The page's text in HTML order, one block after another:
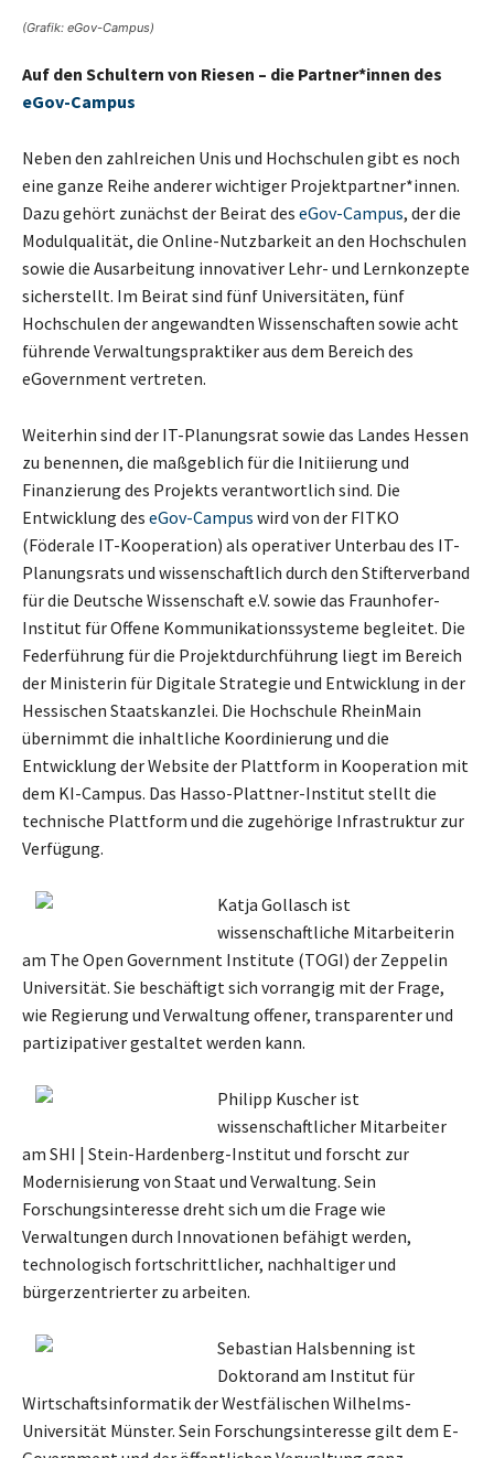
(Grafik: eGov-Campus)
Auf den Schultern von Riesen – die Partner*innen des
eGov-Campus
Neben den zahlreichen Unis und Hochschulen gibt es noch
eine ganze Reihe anderer wichtiger Projektpartner*innen.
Dazu gehört zunächst der Beirat des eGov-Campus, der die
Modulqualität, die Online-Nutzbarkeit an den Hochschulen
sowie die Ausarbeitung innovativer Lehr- und Lernkonzepte
sicherstellt. Im Beirat sind fünf Universitäten, fünf
Hochschulen der angewandten Wissenschaften sowie acht
führende Verwaltungspraktiker aus dem Bereich des
eGovernment vertreten.
Weiterhin sind der IT-Planungsrat sowie das Landes Hessen
zu benennen, die maßgeblich für die Initiierung und
Finanzierung des Projekts verantwortlich sind. Die
Entwicklung des eGov-Campus wird von der FITKO
(Föderale IT-Kooperation) als operativer Unterbau des IT-
Planungsrats und wissenschaftlich durch den Stifterverband
für die Deutsche Wissenschaft e.V. sowie das Fraunhofer-
Institut für Offene Kommunikationssysteme begleitet. Die
Federführung für die Projektdurchführung liegt im Bereich
der Ministerin für Digitale Strategie und Entwicklung in der
Hessischen Staatskanzlei. Die Hochschule RheinMain
übernimmt die inhaltliche Koordinierung und die
Entwicklung der Website der Plattform in Kooperation mit
dem KI-Campus. Das Hasso-Plattner-Institut stellt die
technische Plattform und die zugehörige Infrastruktur zur
Verfügung.
Katja Gollasch ist
wissenschaftliche Mitarbeiterin
am The Open Government Institute (TOGI) der Zeppelin
Universität. Sie beschäftigt sich vorrangig mit der Frage,
wie Regierung und Verwaltung offener, transparenter und
partizipativer gestaltet werden kann.
Philipp Kuscher ist
wissenschaftlicher Mitarbeiter
am SHI | Stein-Hardenberg-Institut und forscht zur
Modernisierung von Staat und Verwaltung. Sein
Forschungsinteresse dreht sich um die Frage wie
Verwaltungen durch Innovationen befähigt werden,
technologisch fortschrittlicher, nachhaltiger und
bürgerzentrierter zu arbeiten.
Sebastian Halsbenning ist
Doktorand am Institut für
Wirtschaftsinformatik der Westfälischen Wilhelms-
Universität Münster. Sein Forschungsinteresse gilt dem E-